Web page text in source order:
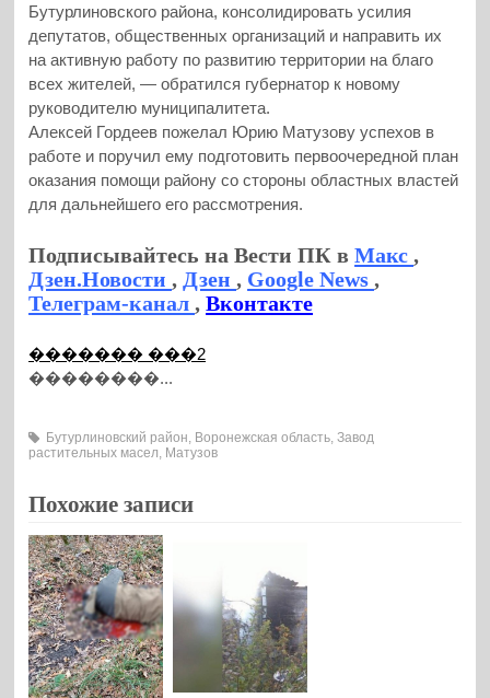
Бутурлиновского района, консолидировать усилия
депутатов, общественных организаций и направить их
на активную работу по развитию территории на благо
всех жителей, — обратился губернатор к новому
руководителю муниципалитета.
Алексей Гордеев пожелал Юрию Матузову успехов в
работе и поручил ему подготовить первоочередной план
оказания помощи району со стороны областных властей
для дальнейшего его рассмотрения.
Подписывайтесь на Вести ПК вМакс,
Дзен.Новости, Дзен, Google News,
Телеграм-канал,Вконтакте
������� ���2
��������...
Бутурлиновский район, Воронежская область,Завод
растительных масел, Матузов
Похожие записи